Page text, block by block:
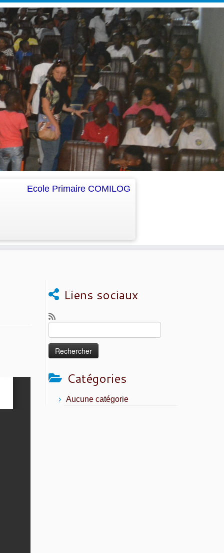
Ecole Primaire COMILOG
Liens sociaux
Catégories
Aucune catégorie